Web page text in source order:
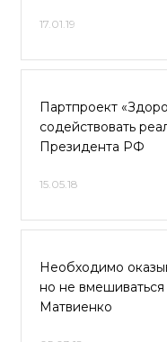
17.01.19
Партпроект
содействовать
Президента РФ
15.05.18
Необходимо
но не вмешиваться
Матвиенко